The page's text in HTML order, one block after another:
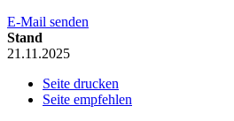
E-Mail senden
Stand
21.11.2025
Seite drucken
Seite empfehlen